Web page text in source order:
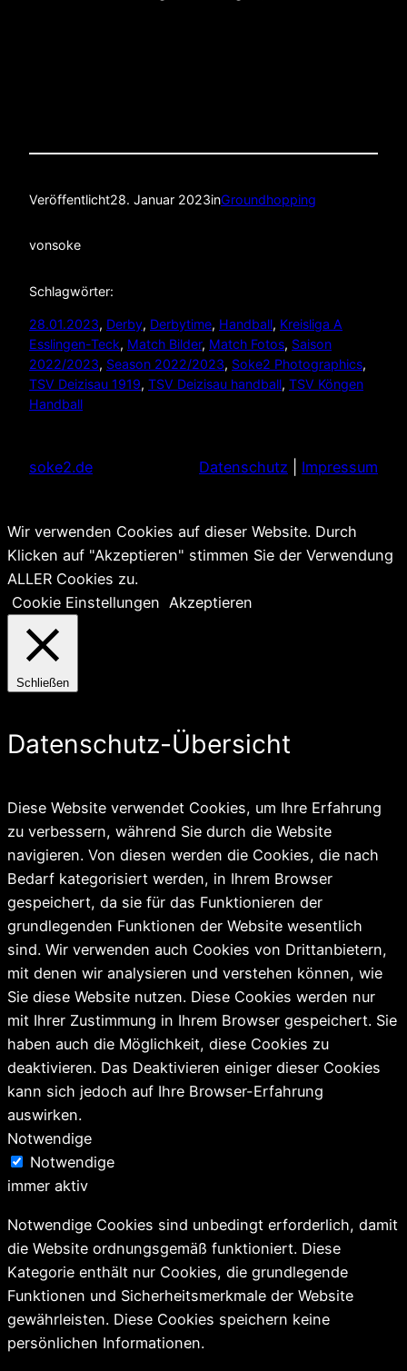
Veröffentlicht28. Januar 2023inGroundhopping
vonsoke
Schlagwörter:
28.01.2023, Derby, Derbytime, Handball, Kreisliga A
Esslingen-Teck, Match Bilder, Match Fotos, Saison
2022/2023, Season 2022/2023, Soke2 Photographics
TSV Deizisau 1919, TSV Deizisau handball, TSV Köngen
Handball
soke2.de Datenschutz Impressum
Wir verwenden Cookies auf dieser Website. Durch
Klicken auf "Akzeptieren" stimmen Sie der Verwendung
ALLER Cookies zu.
Cookie Einstellungen Akzeptieren
Schließen
Datenschutz-Übersicht
Diese Website verwendet Cookies, um Ihre Erfahrung
zu verbessern, während Sie durch die Website
navigieren. Von diesen werden die Cookies, die nach
Bedarf kategorisiert werden, in Ihrem Browser
gespeichert, da sie für das Funktionieren der
grundlegenden Funktionen der Website wesentlich
sind. Wir verwenden auch Cookies von Drittanbietern,
mit denen wir analysieren und verstehen können, wie
Sie diese Website nutzen. Diese Cookies werden nur
mit Ihrer Zustimmung in Ihrem Browser gespeichert. Sie
haben auch die Möglichkeit, diese Cookies zu
deaktivieren. Das Deaktivieren einiger dieser Cookies
kann sich jedoch auf Ihre Browser-Erfahrung
auswirken.
Notwendige
Notwendige
immer aktiv
Notwendige Cookies sind unbedingt erforderlich, damit
die Website ordnungsgemäß funktioniert. Diese
Kategorie enthält nur Cookies, die grundlegende
Funktionen und Sicherheitsmerkmale der Website
gewährleisten. Diese Cookies speichern keine
persönlichen Informationen.